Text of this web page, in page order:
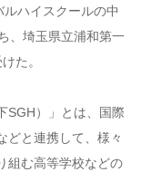
ハイスクールの中
、埼玉県立浦和第一
た。
SGH）」とは、国際
どと連携して、様々
組む高等学校などの